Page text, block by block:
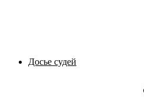
Досье судей